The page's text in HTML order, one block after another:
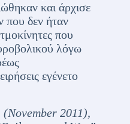
και άρχισε
που δεν ήταν
που
λόγω
εγένετο
2011),